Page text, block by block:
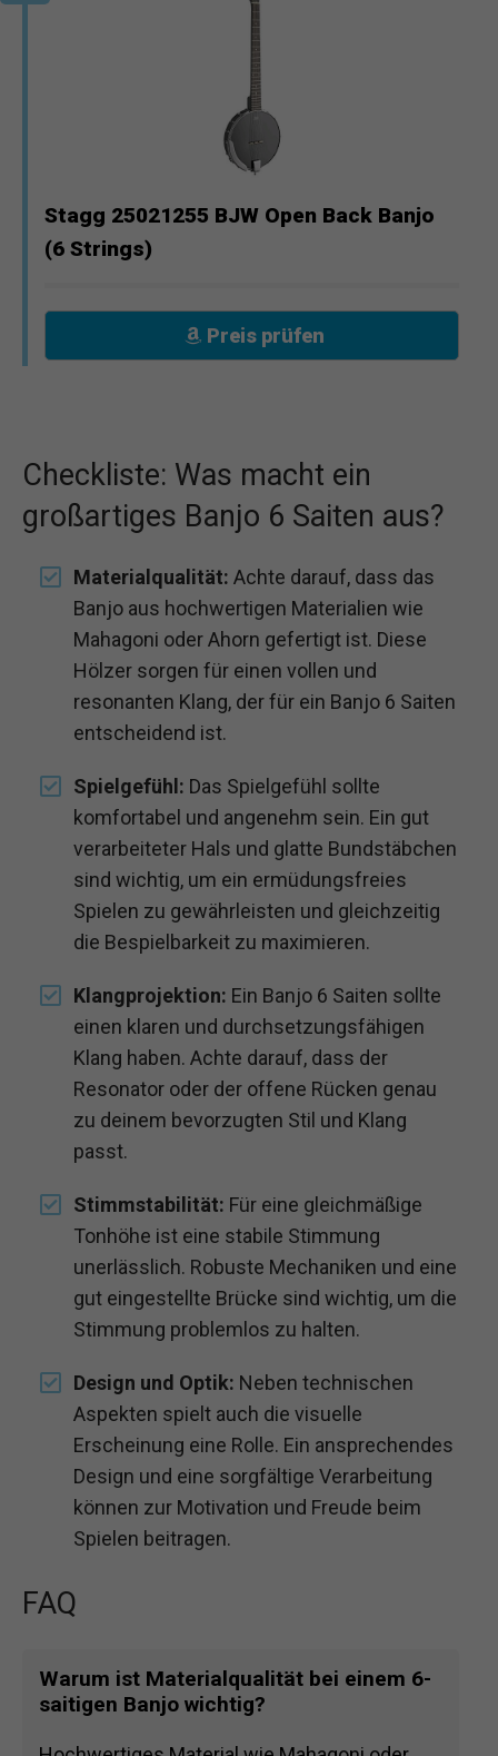
Stagg 25021255 BJW Open Back Banjo
(6 Strings)
Preis prüfen
Checkliste: Was macht ein
großartiges Banjo 6 Saiten aus?
Materialqualität: Achte darauf, dass das
Banjo aus hochwertigen Materialien wie
Mahagoni oder Ahorn gefertigt ist. Diese
Hölzer sorgen für einen vollen und
resonanten Klang, der für ein Banjo 6 Saiten
entscheidend ist.
Spielgefühl: Das Spielgefühl sollte
komfortabel und angenehm sein. Ein gut
verarbeiteter Hals und glatte Bundstäbchen
sind wichtig, um ein ermüdungsfreies
Spielen zu gewährleisten und gleichzeitig
die Bespielbarkeit zu maximieren.
Klangprojektion: Ein Banjo 6 Saiten sollte
einen klaren und durchsetzungsfähigen
Klang haben. Achte darauf, dass der
Resonator oder der offene Rücken genau
zu deinem bevorzugten Stil und Klang
passt.
Stimmstabilität: Für eine gleichmäßige
Tonhöhe ist eine stabile Stimmung
unerlässlich. Robuste Mechaniken und eine
gut eingestellte Brücke sind wichtig, um die
Stimmung problemlos zu halten.
Design und Optik: Neben technischen
Aspekten spielt auch die visuelle
Erscheinung eine Rolle. Ein ansprechendes
Design und eine sorgfältige Verarbeitung
können zur Motivation und Freude beim
Spielen beitragen.
FAQ
Warum ist Materialqualität bei einem 6-
saitigen Banjo wichtig?